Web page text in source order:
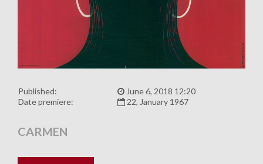
Published:
June 6, 2018 12:20
Date premiere:
22, January 1967
CARMEN